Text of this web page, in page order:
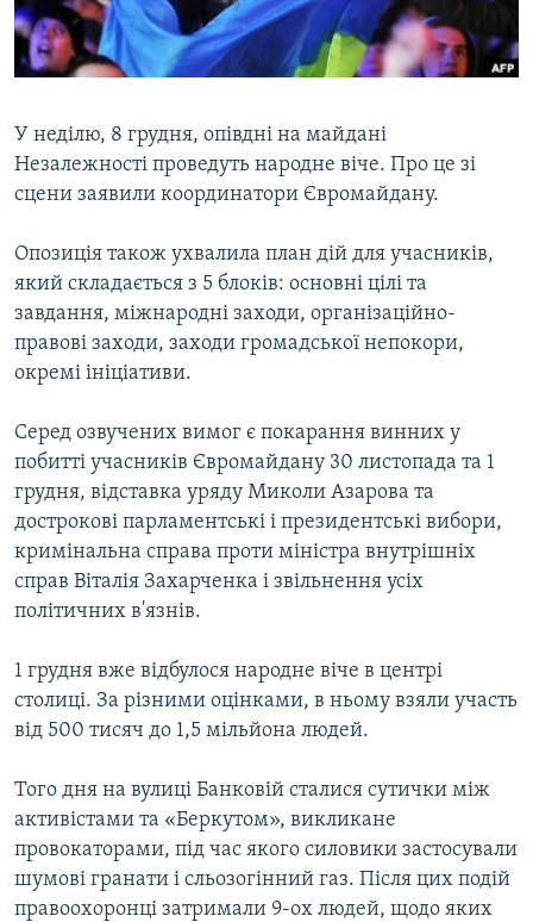
ВІДЕОУРОКИ «ELIFBE»
СВІДЧЕННЯ ОКУПАЦІЇ
Русский
Qırımtatar
ДОЛУЧАЙСЯ!
Усі сайти RFE/RL
У неділю, 8 грудня, опівдні на майдані
Незалежності проведуть народне віче. Про це зі
сцени заявили координатори Євромайдану.
Опозиція також ухвалила план дій для учасників,
який складається з 5 блоків: основні цілі та
завдання, міжнародні заходи, організаційно-
правові заходи, заходи громадської непокори,
окремі ініціативи.
Серед озвучених вимог є покарання винних у
побитті учасників Євромайдану 30 листопада та 1
грудня, відставка уряду Миколи Азарова та
дострокові парламентські і президентські вибори,
кримінальна справа проти міністра внутрішніх
справ Віталія Захарченка і звільнення усіх
політичних в'язнів.
1 грудня вже відбулося народне віче в центрі
столиці. За різними оцінками, в ньому взяли участь
від 500 тисяч до 1,5 мільйона людей.
Того дня на вулиці Банковій сталися сутички між
активістами та «Беркутом», викликане
провокаторами, під час якого силовики застосували
шумові гранати і сльозогінний газ. Після цих подій
правоохоронці затримали 9-ох людей, щодо яких